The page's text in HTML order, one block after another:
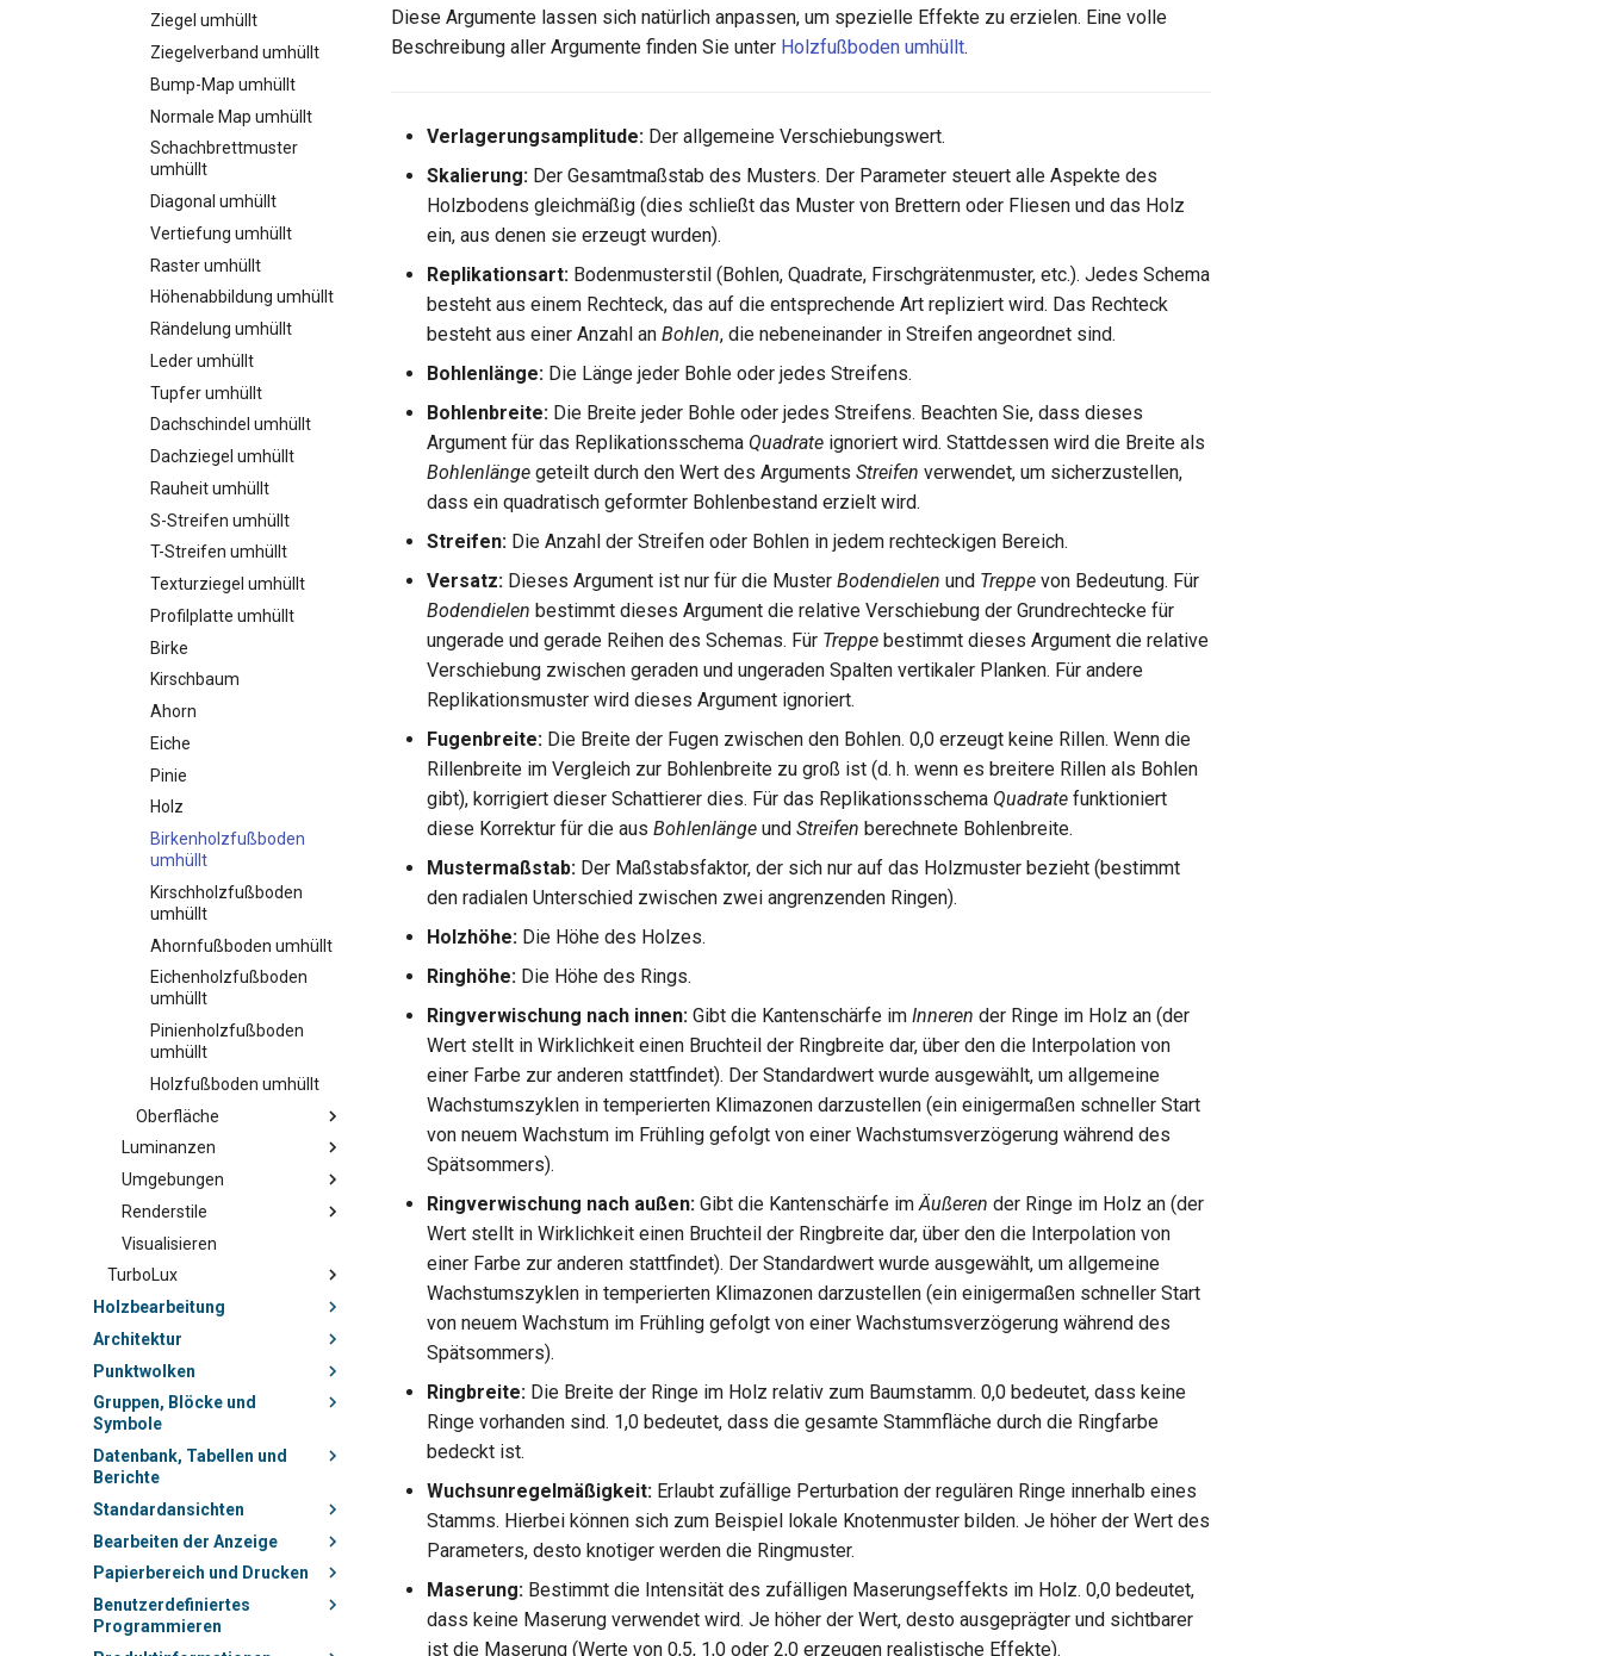
Ziegel umhüllt
Ziegelverband umhüllt
Bump-Map umhüllt
Normale Map umhüllt
Schachbrettmuster
umhüllt
Diagonal umhüllt
Vertiefung umhüllt
Raster umhüllt
Höhenabbildung umhüllt
Rändelung umhüllt
Leder umhüllt
Tupfer umhüllt
Dachschindel umhüllt
Dachziegel umhüllt
Rauheit umhüllt
S-Streifen umhüllt
T-Streifen umhüllt
Texturziegel umhüllt
Profilplatte umhüllt
Birke
Kirschbaum
Ahorn
Eiche
Pinie
Holz
Birkenholzfußboden
umhüllt
Kirschholzfußboden
umhüllt
Ahornfußboden umhüllt
Eichenholzfußboden
umhüllt
Pinienholzfußboden
umhüllt
Holzfußboden umhüllt
Oberfläche
Luminanzen
Umgebungen
Renderstile
Visualisieren
TurboLux
Holzbearbeitung
Architektur
Punktwolken
Gruppen, Blöcke und
Symbole
Datenbank, Tabellen und
Berichte
Standardansichten
Bearbeiten der Anzeige
Papierbereich und Drucken
Benutzerdefiniertes
Programmieren
Diese Argumente lassen sich natürlich anpassen, um spezielle Effekte zu erzielen. Eine volle
Beschreibung aller Argumente finden Sie unter Holzfußboden umhüllt.
Verlagerungsamplitude: Der allgemeine Verschiebungswert.
Skalierung: Der Gesamtmaßstab des Musters. Der Parameter steuert alle Aspekte des
Holzbodens gleichmäßig (dies schließt das Muster von Brettern oder Fliesen und das Holz
ein, aus denen sie erzeugt wurden).
Replikationsart: Bodenmusterstil (Bohlen, Quadrate, Firschgrätenmuster, etc.). Jedes Schema
besteht aus einem Rechteck, das auf die entsprechende Art repliziert wird. Das Rechteck
besteht aus einer Anzahl an Bohlen, die nebeneinander in Streifen angeordnet sind.
Bohlenlänge: Die Länge jeder Bohle oder jedes Streifens.
Bohlenbreite: Die Breite jeder Bohle oder jedes Streifens. Beachten Sie, dass dieses
Argument für das Replikationsschema Quadrate ignoriert wird. Stattdessen wird die Breite als
Bohlenlänge geteilt durch den Wert des Arguments Streifen verwendet, um sicherzustellen,
dass ein quadratisch geformter Bohlenbestand erzielt wird.
Streifen: Die Anzahl der Streifen oder Bohlen in jedem rechteckigen Bereich.
Versatz: Dieses Argument ist nur für die Muster Bodendielen und Treppe von Bedeutung. Für
Bodendielen bestimmt dieses Argument die relative Verschiebung der Grundrechtecke für
ungerade und gerade Reihen des Schemas. Für Treppe bestimmt dieses Argument die relative
Verschiebung zwischen geraden und ungeraden Spalten vertikaler Planken. Für andere
Replikationsmuster wird dieses Argument ignoriert.
Fugenbreite: Die Breite der Fugen zwischen den Bohlen. 0,0 erzeugt keine Rillen. Wenn die
Rillenbreite im Vergleich zur Bohlenbreite zu groß ist (d. h. wenn es breitere Rillen als Bohlen
gibt), korrigiert dieser Schattierer dies. Für das Replikationsschema Quadrate funktioniert
diese Korrektur für die aus Bohlenlänge und Streifen berechnete Bohlenbreite.
Mustermaßstab: Der Maßstabsfaktor, der sich nur auf das Holzmuster bezieht (bestimmt
den radialen Unterschied zwischen zwei angrenzenden Ringen).
Holzhöhe: Die Höhe des Holzes.
Ringhöhe: Die Höhe des Rings.
Ringverwischung nach innen: Gibt die Kantenschärfe im Inneren der Ringe im Holz an (der
Wert stellt in Wirklichkeit einen Bruchteil der Ringbreite dar, über den die Interpolation von
einer Farbe zur anderen stattfindet). Der Standardwert wurde ausgewählt, um allgemeine
Wachstumszyklen in temperierten Klimazonen darzustellen (ein einigermaßen schneller Start
von neuem Wachstum im Frühling gefolgt von einer Wachstumsverzögerung während des
Spätsommers).
Ringverwischung nach außen: Gibt die Kantenschärfe imÄußeren der Ringe im Holz an (der
Wert stellt in Wirklichkeit einen Bruchteil der Ringbreite dar, über den die Interpolation von
einer Farbe zur anderen stattfindet). Der Standardwert wurde ausgewählt, um allgemeine
Wachstumszyklen in temperierten Klimazonen darzustellen (ein einigermaßen schneller Start
von neuem Wachstum im Frühling gefolgt von einer Wachstumsverzögerung während des
Spätsommers).
Ringbreite: Die Breite der Ringe im Holz relativ zum Baumstamm. 0,0 bedeutet, dass keine
Ringe vorhanden sind. 1,0 bedeutet, dass die gesamte Stammfläche durch die Ringfarbe
bedeckt ist.
Wuchsunregelmäßigkeit: Erlaubt zufällige Perturbation der regulären Ringe innerhalb eines
Stamms. Hierbei können sich zum Beispiel lokale Knotenmuster bilden. Je höher der Wert des
Parameters, desto knotiger werden die Ringmuster.
Maserung: Bestimmt die Intensität des zufälligen Maserungseffekts im Holz. 0,0 bedeutet,
dass keine Maserung verwendet wird. Je höher der Wert, desto ausgeprägter und sichtbarer
ist die Maserung (Werte von 0,5, 1,0 oder 2,0 erzeugen realistische Effekte).